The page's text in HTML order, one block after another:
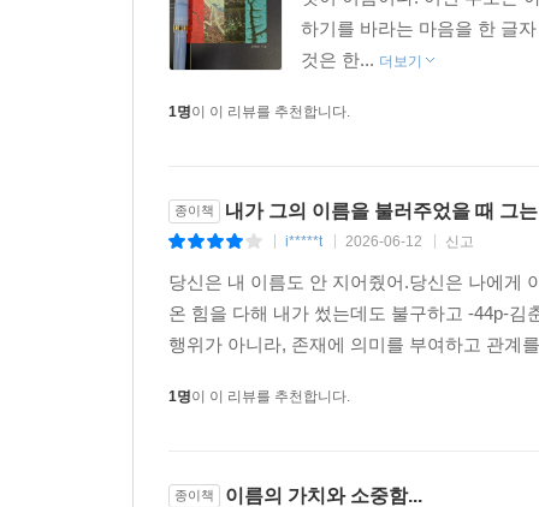
하기를 바라는 마음을 한 글
것은 한... 더보기
1명이 이 리뷰를 추천합니다.
종이책 내가 그의 이름을 불러주었을 때 그
i*****t 2026-06-12 신고
당신은 내 이름도 안 지어줬어.당신은 나에게
온 힘을 다해 내가 썼는데도 불구하고 -44p-
행위가 아니라, 존재에 의미를 부여하고 관계
1명이 이 리뷰를 추천합니다.
종이책 이름의 가치와 소중함...